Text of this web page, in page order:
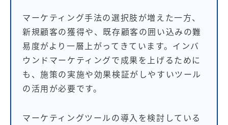
WEBプラス
マーケティング手法の選択肢が増えた一方、
新規顧客の獲得や、既存顧客の囲い込みの難
易度がより一層上がってきています。インバ
ウンドマーケティングで成果を上げるために
も、施策の実施や効果検証がしやすいツール
の活用が必要です。
マーケティングツールの導入を検討している